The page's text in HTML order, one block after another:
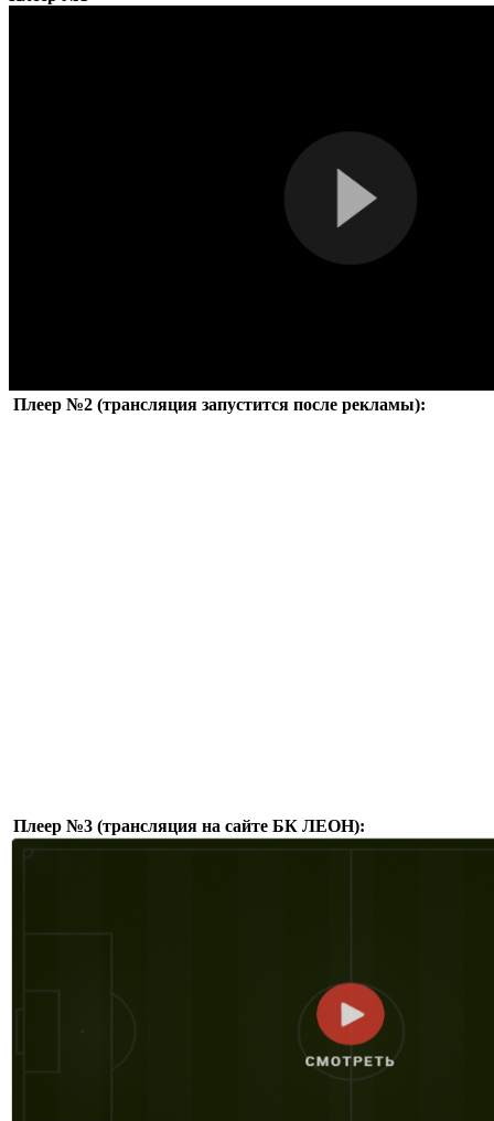
Плеер №2 (трансляция запустится после рекламы):
Плеер №3 (трансляция на сайте БК ЛЕОН):